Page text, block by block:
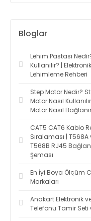
Bloglar
Lehim Pastası
Kullanılır? | Elektronik
Lehimleme Rehberi
Step Motor Nedir?
Motor Nasıl
Motor Nasıl
CAT5 CAT6 Kablo
Sıralaması | T568A
T568B RJ45
Şeması
En İyi Boya Ölçüm
Markaları
Anakart Elektronik
Telefonu Tamir Seti